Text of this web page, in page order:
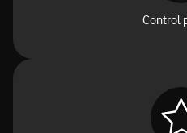
Control
incluso si cambias de